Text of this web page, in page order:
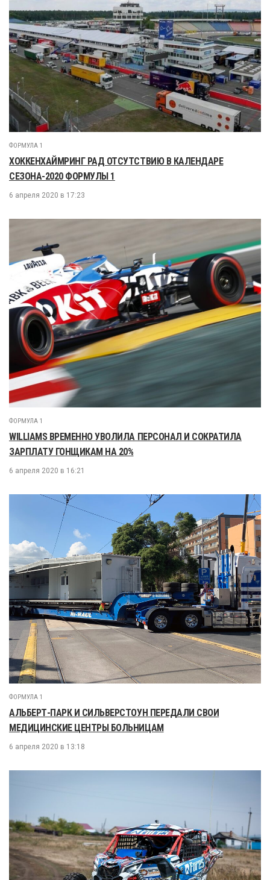
ФОРМУЛА 1
ХОККЕНХАЙМРИНГ РАД ОТСУТСТВИЮ В КАЛЕНДАРЕ
СЕЗОНА-2020 ФОРМУЛЫ 1
6 апреля 2020 в 17:23
ФОРМУЛА 1
WILLIAMS ВРЕМЕННО УВОЛИЛА ПЕРСОНАЛ И СОКРАТИЛА
ЗАРПЛАТУ ГОНЩИКАМ НА 20%
6 апреля 2020 в 16:21
ФОРМУЛА 1
АЛЬБЕРТ-ПАРК И СИЛЬВЕРСТОУН ПЕРЕДАЛИ СВОИ
МЕДИЦИНСКИЕ ЦЕНТРЫ БОЛЬНИЦАМ
6 апреля 2020 в 13:18